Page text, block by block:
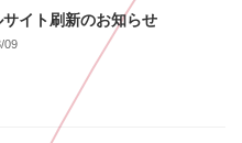
サイト刷新のお知らせ
09